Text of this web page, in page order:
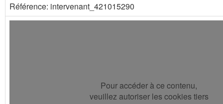
Référence: intervenant_421015290
Pour accéder à ce contenu,
veuillez autoriser les cookies tiers